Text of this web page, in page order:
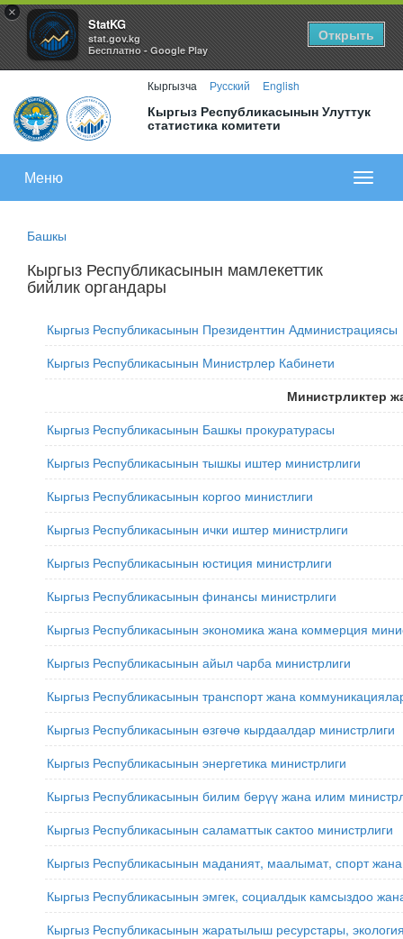
×
StatKG
stat.gov.kg
Бесплатно - Google Play
Открыть
Кыргызча Русский English
Кыргыз Республикасынын Улуттук
статистика комитети
меню
Меню
Башкы
Кыргыз Республикасынын мамлекеттик
бийлик органдары
Кыргыз Республикасынын Президенттин Администрациясы
Кыргыз Республикасынын Министрлер Кабинети
Министрликтер
Кыргыз Республикасынын Башкы прокуратурасы
Кыргыз Республикасынын тышкы иштер министрлиги
Кыргыз Республикасынын коргоо министлиги
Кыргыз Республикасынын ички иштер министрлиги
Кыргыз Республикасынын юстиция министрлиги
Кыргыз Республикасынын финансы министрлиги
Кыргыз Республикасынын экономика жана коммерция
Кыргыз Республикасынын айыл чарба министрлиги
Кыргыз Республикасынын транспорт жана
Кыргыз Республикасынын өзгөчө кырдаалдар министрлиги
Кыргыз Республикасынын энергетика министрлиги
Кыргыз Республикасынын билим берүү жана илим
Кыргыз Республикасынын саламаттык сактоо министрлиги
Кыргыз Республикасынын маданият, маалымат, спорт
Кыргыз Республикасынын эмгек, социалдык камсыздоо
Кыргыз Республикасынын жаратылыш ресурстары,